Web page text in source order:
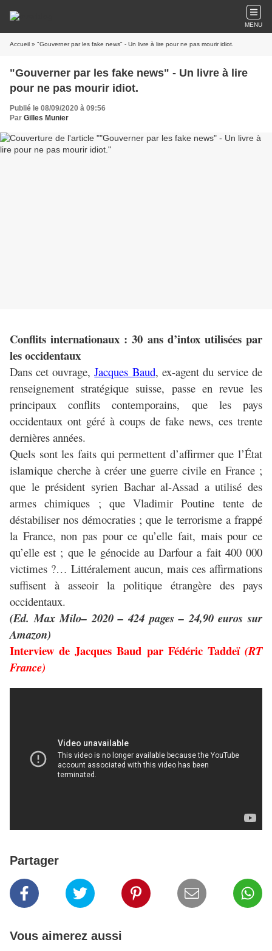
MENU
Accueil » "Gouverner par les fake news" - Un livre à lire pour ne pas mourir idiot.
"Gouverner par les fake news" - Un livre à lire
pour ne pas mourir idiot.
Publié le 08/09/2020 à 09:56
Par Gilles Munier
Conflits internationaux : 30 ans d’intox utilisées par
les occidentaux
Dans cet ouvrage,Jacques Baud, ex-agent du service de
renseignement stratégique suisse, passe en revue les
principaux conflits contemporains, que les pays
occidentaux ont géré à coups de fake news, ces trente
dernières années.
Quels sont les faits qui permettent d’affirmer que l’État
islamique cherche à créer une guerre civile en France ;
que le président syrien Bachar al-Assad a utilisé des
armes chimiques ; que Vladimir Poutine tente de
déstabiliser nos démocraties ; que le terrorisme a frappé
la France, non pas pour ce qu’elle fait, mais pour ce
qu’elle est ; que le génocide au Darfour a fait 400 000
victimes ?… Littéralement aucun, mais ces affirmations
suffisent à asseoir la politique étrangère des pays
occidentaux.
(Ed. Max Milo– 2020 – 424 pages – 24,90 euros sur
Amazon)
Interview de Jacques Baud par Fédéric Taddeï (RT
France)
Partager
Vous aimerez aussi